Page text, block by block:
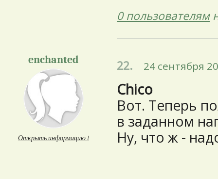
0 пользователям
enchanted
Открыть информацию ↓
22. 24 сентября
Chico
Вот. Теперь
в заданном
Ну, что ж -